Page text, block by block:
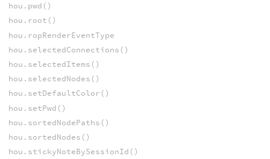
hou.pwd()
hou.root()
hou.ropRenderEventType
hou.selectedConnections()
hou.selectedItems()
hou.selectedNodes()
hou.setDefaultColor()
hou.setPwd()
hou.sortedNodePaths()
hou.sortedNodes()
hou.stickyNoteBySessionId()